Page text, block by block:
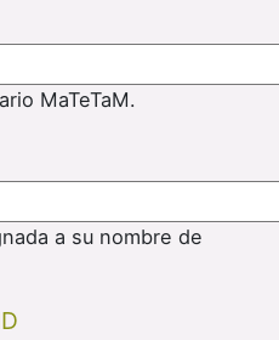
MaTeTaM.
a su nombre de